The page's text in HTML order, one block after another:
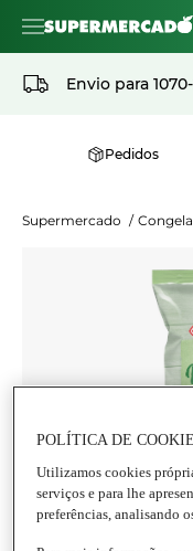
Envio para
Pedidos
Supermercado /
POLÍTICA DE
Utilizamos cookies
serviços e para lhe
preferências, analisando